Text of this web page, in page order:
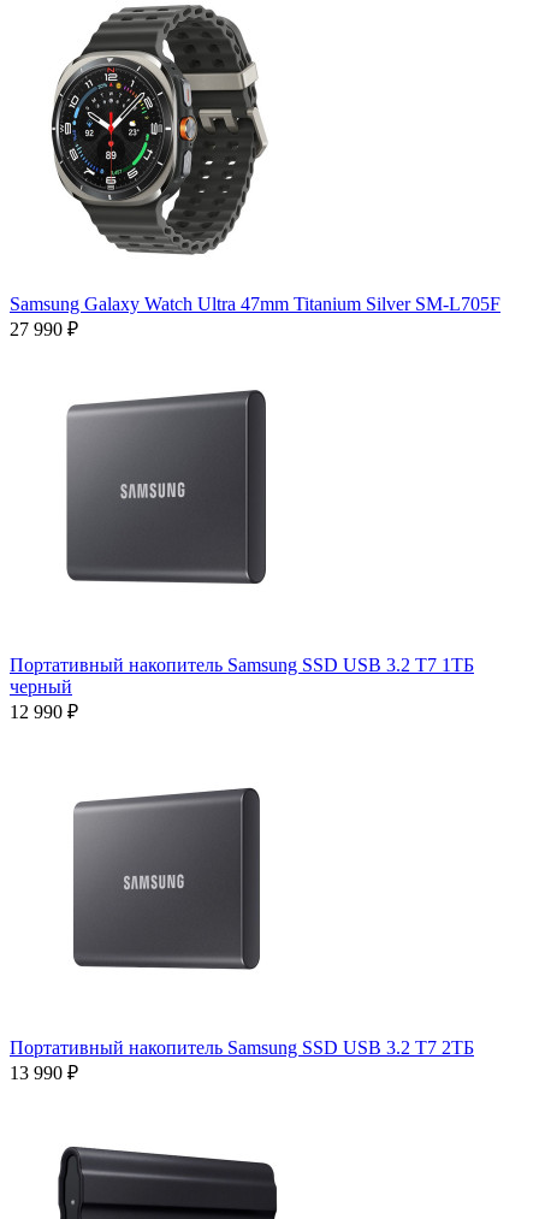
Samsung Galaxy Watch Ultra 47mm Titanium Silver SM-L705F
27 990 ₽
Портативный накопитель Samsung SSD USB 3.2 T7 1ТБ
черный
12 990 ₽
Портативный накопитель Samsung SSD USB 3.2 T7 2ТБ
13 990 ₽